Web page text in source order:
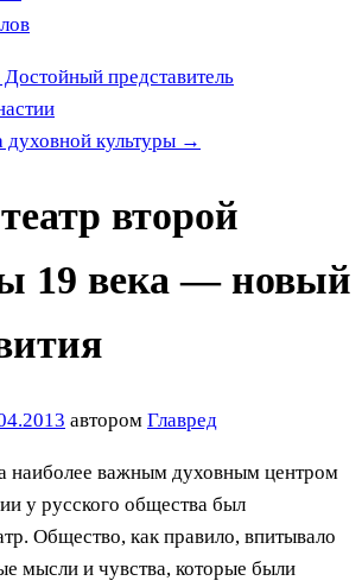
представитель
духовной культуры →
второй
19 века — новый
автором Главред
наиболее важным духовным центром
у русского общества был
Общество, как правило, впитывало
мысли и чувства, которые были